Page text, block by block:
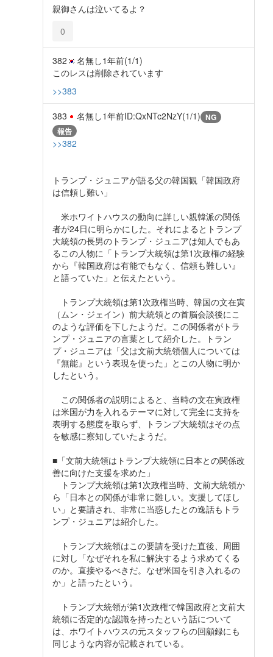
親御さんは泣いてるよ？
0
382 名無し1年前(1/1)
このレスは削除されています
>>383
383 名無し1年前ID:QxNTc2NzY(1/1) NG
報告
>>382
トランプ・ジュニアが語る父の韓国観「韓国政府
は信頼し難い」
米ホワイトハウスの動向に詳しい親韓派の関係
者が24日に明らかにした。それによるとトランプ
大統領の長男のトランプ・ジュニアは知人でもあ
るこの人物に「トランプ大統領は第1次政権の経験
から『韓国政府は有能でもなく、信頼も難しい』
と語っていた」と伝えたという。
トランプ大統領は第1次政権当時、韓国の文在寅
（ムン・ジェイン）前大統領との首脳会談後にこ
のような評価を下したようだ。この関係者がトラ
ンプ・ジュニアの言葉として紹介した。トラン
プ・ジュニアは「父は文前大統領個人については
『無能』という表現を使った」とこの人物に明か
したという。
この関係者の説明によると、当時の文在寅政権
は米国が力を入れるテーマに対して完全に支持を
表明する態度を取らず、トランプ大統領はその点
を敏感に察知していたようだ。
■「文前大統領はトランプ大統領に日本との関係改
善に向けた支援を求めた」
トランプ大統領は第1次政権当時、文前大統領か
ら「日本との関係が非常に難しい。支援してほし
い」と要請され、非常に当惑したとの逸話もトラ
ンプ・ジュニアは紹介した。
トランプ大統領はこの要請を受けた直後、周囲
に対し「なぜそれを私に解決するよう求めてくる
のか。直接やるべきだ。なぜ米国を引き入れるの
か」と語ったという。
トランプ大統領が第1次政権で韓国政府と文前大
統領に否定的な認識を持ったという話について
は、ホワイトハウスの元スタッフらの回顧録にも
同じような内容が記載されている。